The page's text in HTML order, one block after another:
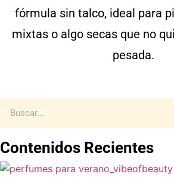
fórmula sin talco, ideal para
mixtas o algo secas que no
pesada.
Contenidos Recientes